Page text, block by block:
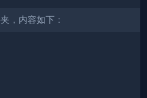
，内容如下：